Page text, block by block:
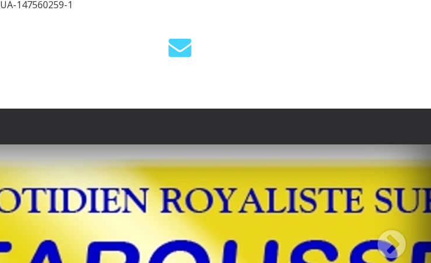
UA-147560259-1